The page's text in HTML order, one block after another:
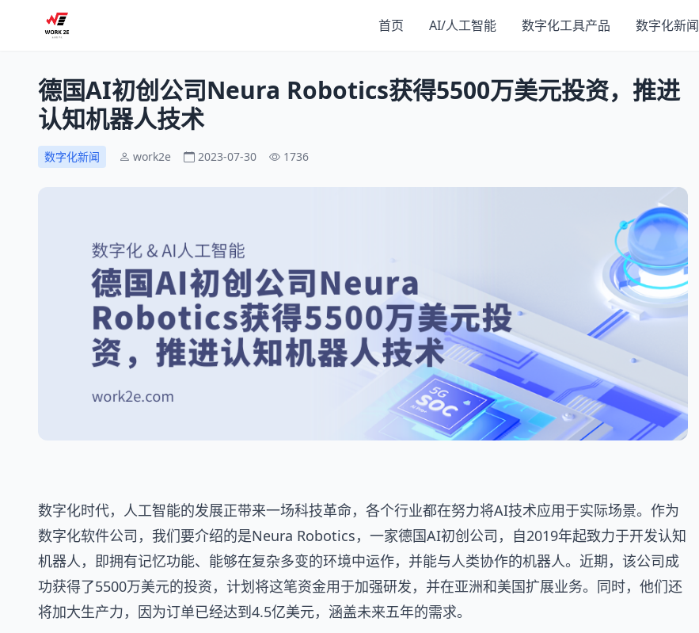
首页 AI/人工智能 数字化工具产品 数字化新闻
德国AI初创公司Neura Robotics获得5500万美元投资，推进
认知机器人技术
数字化新闻 work2e 2023-07-30 1736
数字化时代，人工智能的发展正带来一场科技革命，各个行业都在努力将AI技术应用于实际场景。作为
数字化软件公司，我们要介绍的是Neura Robotics，一家德国AI初创公司，自2019年起致力于开发认知
机器人，即拥有记忆功能、能够在复杂多变的环境中运作，并能与人类协作的机器人。近期，该公司成
功获得了5500万美元的投资，计划将这笔资金用于加强研发，并在亚洲和美国扩展业务。同时，他们还
将加大生产力，因为订单已经达到4.5亿美元，涵盖未来五年的需求。